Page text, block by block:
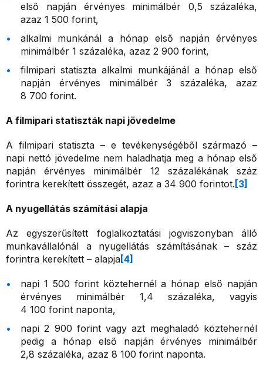
első napján érvényes minimálbér 0,5 százaléka,
azaz 1 500 forint,
alkalmi munkánál a hónap első napján érvényes
minimálbér 1 százaléka, azaz 2 900 forint,
filmipari statiszta alkalmi munkájánál a hónap első
napján érvényes minimálbér 3 százaléka, azaz
8 700 forint.
A filmipari statiszták napi jövedelme
A filmipari statiszta – e tevékenységéből származó –
napi nettó jövedelme nem haladhatja meg a hónap első
napján érvényes minimálbér 12 százalékának száz
forintra kerekített összegét, azaz a 34 900 forintot. [3]
A nyugellátás számítási alapja
Az egyszerűsített foglalkoztatási jogviszonyban álló
munkavállalónál a nyugellátás számításának – száz
forintra kerekített – alapja[4]
napi 1 500 forint köztehernél a hónap első napján
érvényes minimálbér 1,4 százaléka, vagyis
4 100 forint naponta,
napi 2 900 forint vagy azt meghaladó köztehernél
pedig a hónap első napján érvényes minimálbér
2,8 százaléka, azaz 8 100 forint naponta.